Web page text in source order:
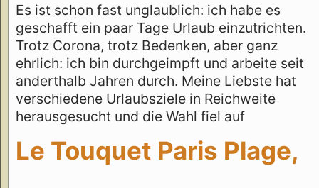
Es ist schon fast unglaublich: ich habe es
geschafft ein paar Tage Urlaub einzutrichten.
Trotz Corona, trotz Bedenken, aber ganz
ehrlich: ich bin durchgeimpft und arbeite seit
anderthalb Jahren durch. Meine Liebste hat
verschiedene Urlaubsziele in Reichweite
herausgesucht und die Wahl fiel auf
Le Touquet Paris Plage,